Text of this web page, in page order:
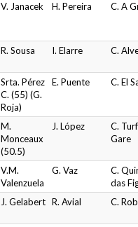
V. Janacek H. Pereira C. A
R. Sousa I. Elarre C.
Srta. Pérez
C. (55) (G.
Roja)
E. Puente C. El
M.
Monceaux
(50.5)
J. López
C.
Gare
V.M.
Valenzuela
G. Vaz
C.
das
J. Gelabert R. Avial C.